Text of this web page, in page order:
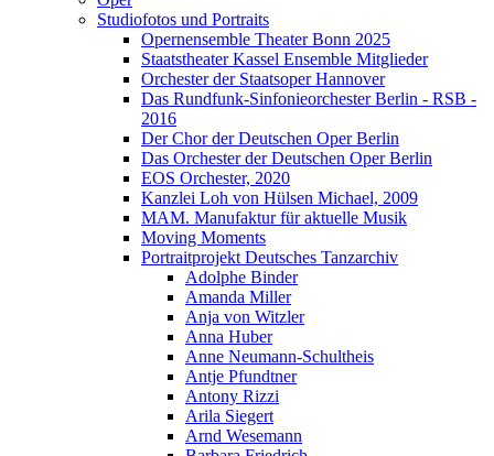
Studiofotos und Portraits
Opernensemble Theater Bonn 2025
Staatstheater Kassel Ensemble Mitglieder
Orchester der Staatsoper Hannover
Das Rundfunk-Sinfonieorchester Berlin - RSB -
2016
Der Chor der Deutschen Oper Berlin
Das Orchester der Deutschen Oper Berlin
EOS Orchester, 2020
Kanzlei Loh von Hülsen Michael, 2009
MAM. Manufaktur für aktuelle Musik
Moving Moments
Portraitprojekt Deutsches Tanzarchiv
Adolphe Binder
Amanda Miller
Anja von Witzler
Anna Huber
Anne Neumann-Schultheis
Antje Pfundtner
Antony Rizzi
Arila Siegert
Arnd Wesemann